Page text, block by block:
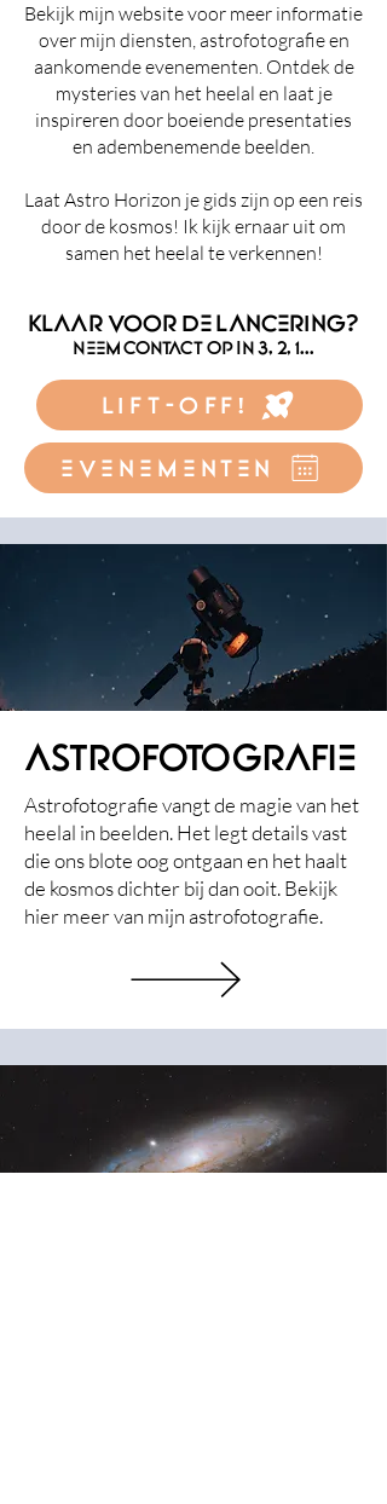
Bekijk mijn website voor meer informatie
over mijn diensten, astrofotografie en
aankomende evenementen. Ontdek de
mysteries van het heelal en laat je
inspireren door boeiende presentaties
en adembenemende beelden.
Laat Astro Horizon je gids zijn op een reis
door de kosmos! Ik kijk ernaar uit om
samen het heelal te verkennen!
klaar voor de lancering?
neem contact op in 3, 2, 1...
LIFT-OFF!
evenementen
astrofotografie
Astrofotografie vangt de magie van het
heelal in beelden. Het legt details vast
die ons blote oog ontgaan en het haalt
de kosmos dichter bij dan ooit. Bekijk
hier meer van mijn astrofotografie.